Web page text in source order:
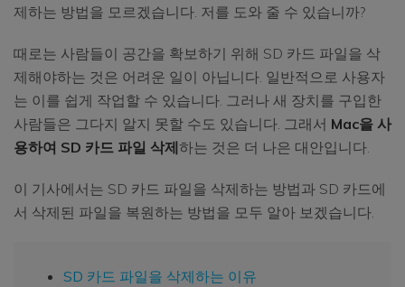
기타 프로그램
UBackit - 데이터 백업
제하는 방법을 모르겠습니다. 저를 도와 줄 수 있습니까?
때로는 사람들이 공간을 확보하기 위해 SD 카드 파일을 삭
제해야하는 것은 어려운 일이 아닙니다. 일반적으로 사용자
는 이를 쉽게 작업할 수 있습니다. 그러나 새 장치를 구입한
사람들은 그다지 알지 못할 수도 있습니다. 그래서 Mac을 사
용하여 SD 카드 파일 삭제하는 것은 더 나은 대안입니다.
이 기사에서는 SD 카드 파일을 삭제하는 방법과 SD 카드에
서 삭제된 파일을 복원하는 방법을 모두 알아 보겠습니다.
SD 카드 파일을 삭제하는 이유